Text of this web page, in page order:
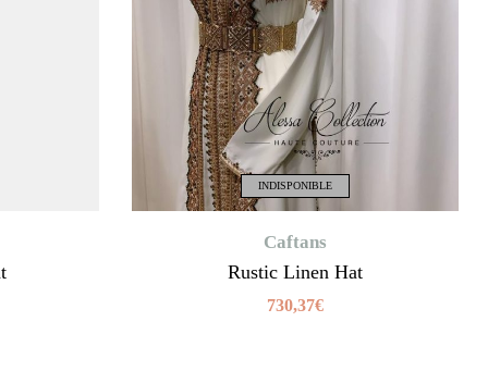
INDISPONIBLE
Caftans
Rustic Linen Hat
730,37€